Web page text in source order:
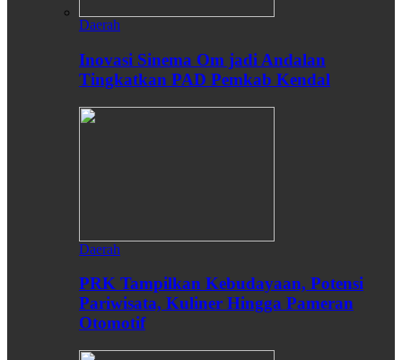
Daerah
Inovasi Sinema Om jadi Andalan
Tingkatkan PAD Pemkab Kendal
Daerah
PRK Tampilkan Kebudayaan, Potensi
Pariwisata, Kuliner Hingga Pameran
Otomotif